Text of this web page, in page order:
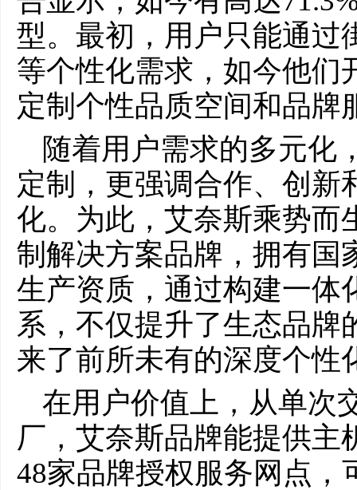
型。最初，用户只能通过
等个性化需求，如今他们
定制个性品质空间和品牌
随着用户需求的多元化
定制，更强调合作、创新
化。为此，艾奈斯乘势而
制解决方案品牌，拥有国
生产资质，通过构建一体
系，不仅提升了生态品牌
来了前所未有的深度个性
在用户价值上，从单次
厂，艾奈斯品牌能提供主
48家品牌授权服务网点